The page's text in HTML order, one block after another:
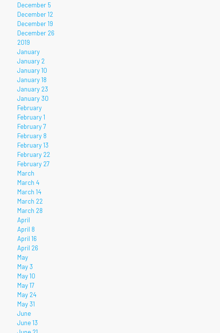
December 5
December 12
December 19
December 26
2019
January
January 2
January 10
January 18
January 23
January 30
February
February 1
February 7
February 8
February 13
February 22
February 27
March
March 4
March 14
March 22
March 28
April
April 8
April 16
April 26
May
May 3
May 10
May 17
May 24
May 31
June
June 13